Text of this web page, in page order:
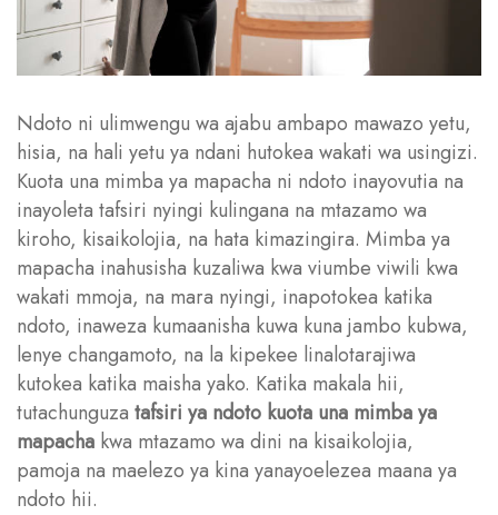
Ndoto ni ulimwengu wa ajabu ambapo mawazo yetu,
hisia, na hali yetu ya ndani hutokea wakati wa usingizi.
Kuota una mimba ya mapacha ni ndoto inayovutia na
inayoleta tafsiri nyingi kulingana na mtazamo wa
kiroho, kisaikolojia, na hata kimazingira. Mimba ya
mapacha inahusisha kuzaliwa kwa viumbe viwili kwa
wakati mmoja, na mara nyingi, inapotokea katika
ndoto, inaweza kumaanisha kuwa kuna jambo kubwa,
lenye changamoto, na la kipekee linalotarajiwa
kutokea katika maisha yako. Katika makala hii,
tutachunguza tafsiri ya ndoto kuota una mimba ya
mapacha kwa mtazamo wa dini na kisaikolojia,
pamoja na maelezo ya kina yanayoelezea maana ya
ndoto hii.